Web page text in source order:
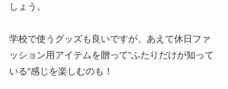
しょう。
学校で使うグッズも良いですが、あえて休日ファ
ッション用アイテムを贈って”ふたりだけが知って
いる”感じを楽しむのも！